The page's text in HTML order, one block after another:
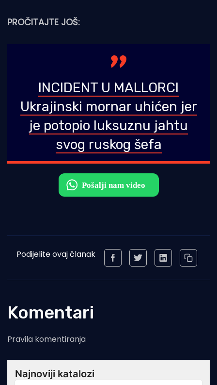
PROČITAJTE JOŠ:
INCIDENT U MALLORCI
Ukrajinski mornar uhićen jer
je potopio luksuznu jahtu
svog ruskog šefa
Podijelite ovaj članak
Komentari
Pravila komentiranja